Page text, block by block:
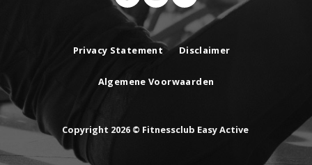
Privacy Statement Disclaimer
Algemene Voorwaarden
Copyright 2026 © Fitnessclub Easy Active